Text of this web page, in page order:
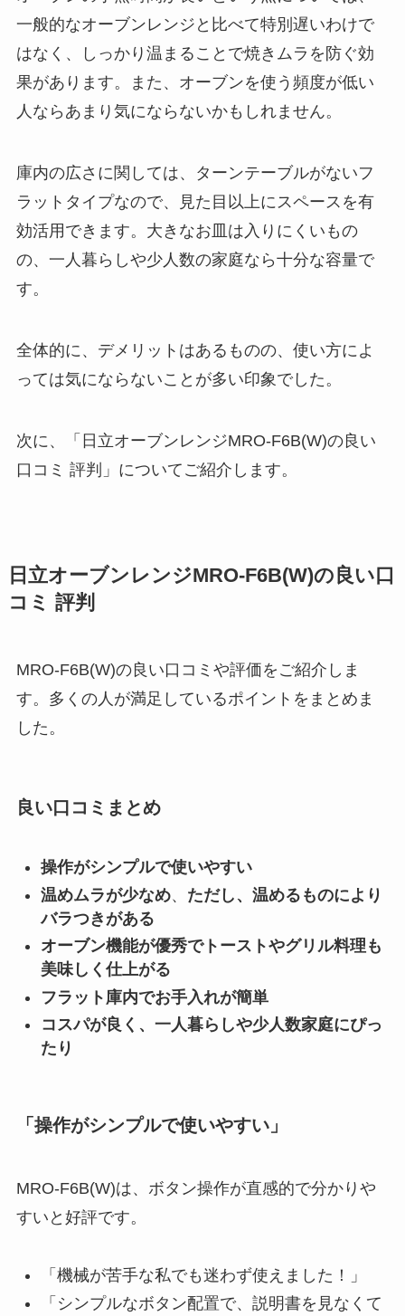
一般的なオーブンレンジと比べて特別遅いわけで
はなく、しっかり温まることで焼きムラを防ぐ効
果があります。また、オーブンを使う頻度が低い
人ならあまり気にならないかもしれません。
庫内の広さに関しては、ターンテーブルがないフ
ラットタイプなので、見た目以上にスペースを有
効活用できます。大きなお皿は入りにくいもの
の、一人暮らしや少人数の家庭なら十分な容量で
す。
全体的に、デメリットはあるものの、使い方によ
っては気にならないことが多い印象でした。
次に、「日立オーブンレンジMRO-F6B(W)の良い
口コミ 評判」についてご紹介します。
日立オーブンレンジMRO-F6B(W)の良い口
コミ 評判
MRO-F6B(W)の良い口コミや評価をご紹介しま
す。多くの人が満足しているポイントをまとめま
した。
良い口コミまとめ
操作がシンプルで使いやすい
温めムラが少なめ、 ただし、温めるものにより
バラつきがある
オーブン機能が優秀でトーストやグリル料理も
美味しく仕上がる
フラット庫内でお手入れが簡単
コスパが良く、一人暮らしや少人数家庭にぴっ
たり
「操作がシンプルで使いやすい」
MRO-F6B(W)は、ボタン操作が直感的で分かりや
すいと好評です。
「機械が苦手な私でも迷わず使えました！」
「シンプルなボタン配置で、説明書を見なくて